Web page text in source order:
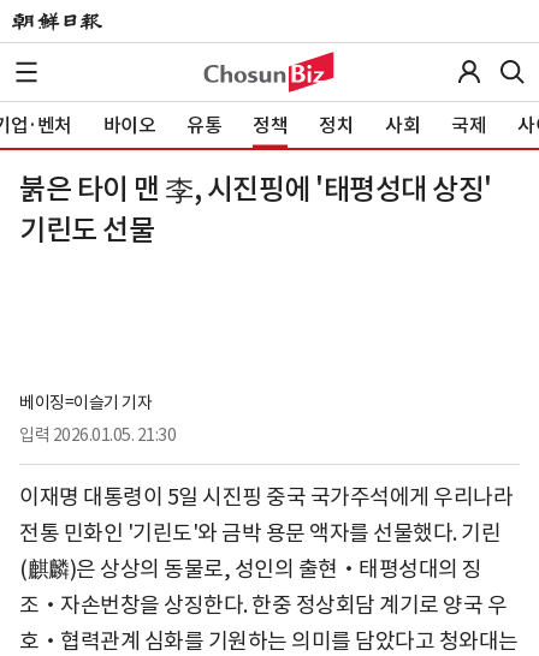
업·벤처 바이오 유통 정책 정치 사회 국제 사
붉은 타이 맨 李, 시진핑에 '태평성대 상징'
기린도 선물
베이징=이슬기 기자
입력 2026.01.05. 21:30
이재명 대통령이 5일 시진핑 중국 국가주석에게 우리나라
전통 민화인 '기린도'와 금박 용문 액자를 선물했다. 기린
(麒麟)은 상상의 동물로, 성인의 출현‧태평성대의 징
조‧자손번창을 상징한다. 한중 정상회담 계기로 양국 우
호‧협력관계 심화를 기원하는 의미를 담았다고 청와대는